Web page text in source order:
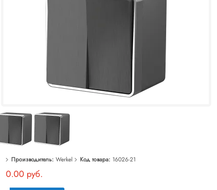
Производитель: Werkel Код товара: 16026-21
0.00 руб.